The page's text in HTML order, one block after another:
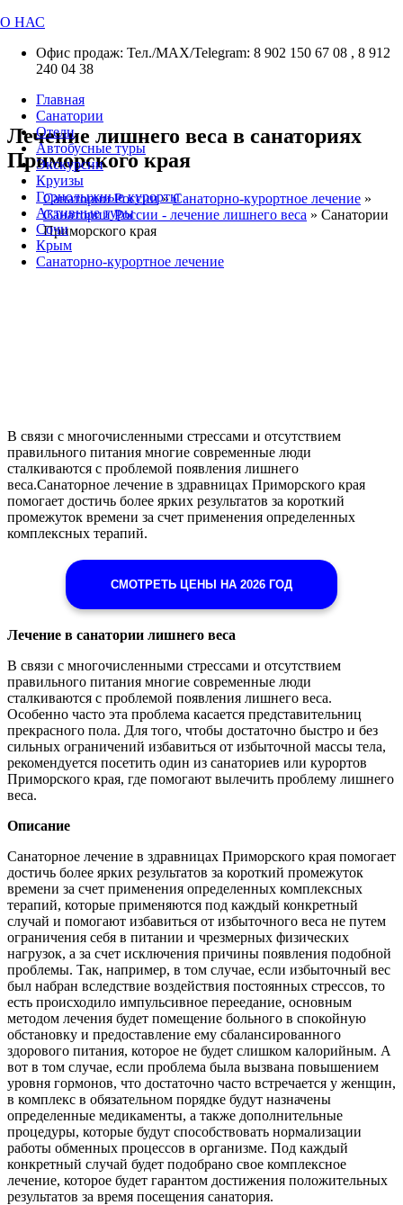
О НАС
Офис продаж: Тел./МАХ/Telegram: 8 902 150 67 08 , 8 912
240 04 38
Главная
Санатории
Отели
Автобусные туры
Экскурсии
Круизы
Горнолыжные курорты
Активные туры
Сочи
Крым
Санаторно-курортное лечение
Лечение лишнего веса в санаториях
Приморского края
Санатории России»Санаторно-курортное лечение »
Санатории России - лечение лишнего веса » Санатории
Приморского края
В связи с многочисленными стрессами и отсутствием
правильного питания многие современные люди
сталкиваются с проблемой появления лишнего
веса.Санаторное лечение в здравницах Приморского края
помогает достичь более ярких результатов за короткий
промежуток времени за счет применения определенных
комплексных терапий.
СМОТРЕТЬ ЦЕНЫ НА 2026 ГОД
Лечение в санатории лишнего веса
В связи с многочисленными стрессами и отсутствием
правильного питания многие современные люди
сталкиваются с проблемой появления лишнего веса.
Особенно часто эта проблема касается представительниц
прекрасного пола. Для того, чтобы достаточно быстро и без
сильных ограничений избавиться от избыточной массы тела,
рекомендуется посетить один из санаториев или курортов
Приморского края, где помогают вылечить проблему лишнего
веса.
Описание
Санаторное лечение в здравницах Приморского края помогает
достичь более ярких результатов за короткий промежуток
времени за счет применения определенных комплексных
терапий, которые применяются под каждый конкретный
случай и помогают избавиться от избыточного веса не путем
ограничения себя в питании и чрезмерных физических
нагрузок, а за счет исключения причины появления подобной
проблемы. Так, например, в том случае, если избыточный вес
был набран вследствие воздействия постоянных стрессов, то
есть происходило импульсивное переедание, основным
методом лечения будет помещение больного в спокойную
обстановку и предоставление ему сбалансированного
здорового питания, которое не будет слишком калорийным. А
вот в том случае, если проблема была вызвана повышением
уровня гормонов, что достаточно часто встречается у женщин,
в комплекс в обязательном порядке будут назначены
определенные медикаменты, а также дополнительные
процедуры, которые будут способствовать нормализации
работы обменных процессов в организме. Под каждый
конкретный случай будет подобрано свое комплексное
лечение, которое будет гарантом достижения положительных
результатов за время посещения санатория.